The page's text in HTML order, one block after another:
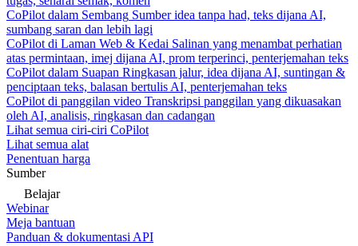
CoPilot dalam Sembang Sumber idea tanpa had, teks dijana AI,
sumbang saran dan lebih lagi
CoPilot di Laman Web & Kedai Salinan yang menambat perhatian
atas permintaan, imej dijana AI, prom terperinci, penterjemahan teks
CoPilot dalam Suapan Ringkasan jalur, idea dijana AI, suntingan &
penciptaan teks, balasan bertulis AI, penterjemahan teks
CoPilot di panggilan video Transkripsi panggilan yang dikuasakan
oleh AI, analisis, ringkasan dan cadangan
Lihat semua ciri-ciri CoPilot
Lihat semua alat
Penentuan harga
Sumber
Belajar
Webinar
Meja bantuan
Panduan & dokumentasi API